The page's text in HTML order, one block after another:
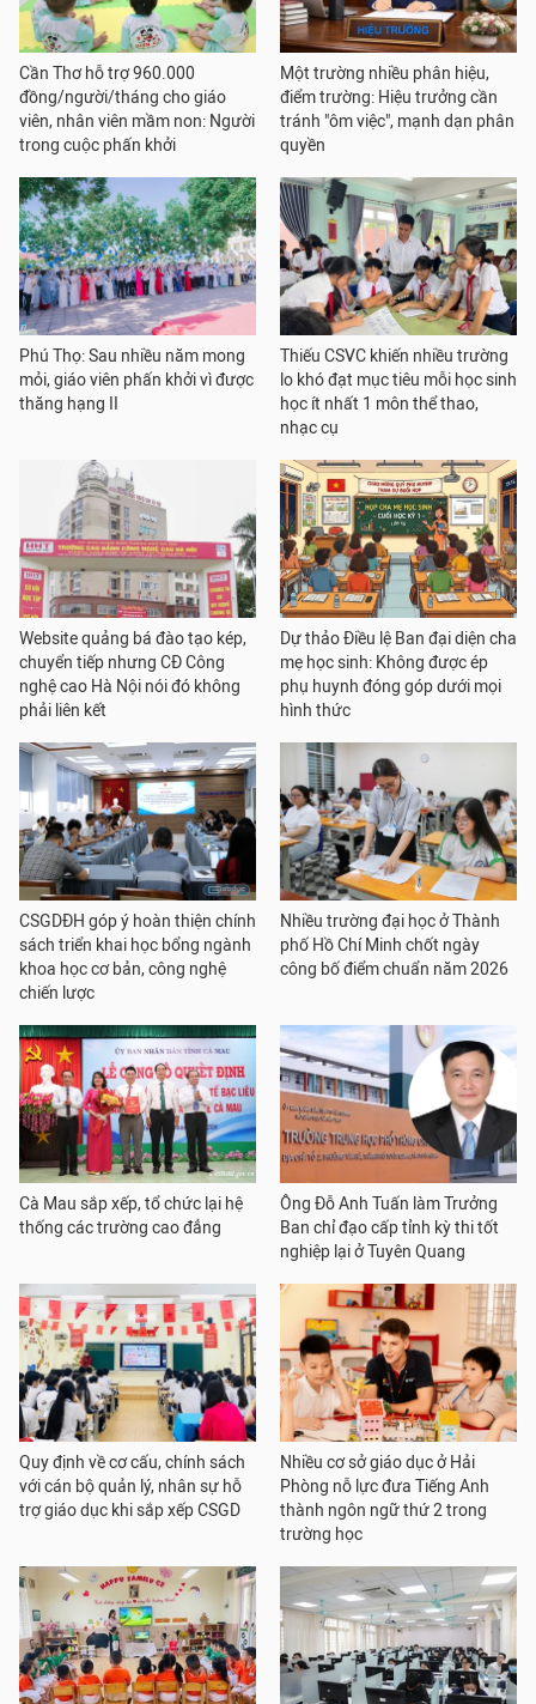
Cần Thơ hỗ trợ 960.000
đồng/người/tháng cho giáo
viên, nhân viên mầm non: Người
trong cuộc phấn khởi
Một trường nhiều phân hiệu,
điểm trường: Hiệu trưởng cần
tránh "ôm việc", mạnh dạn phân
quyền
Phú Thọ: Sau nhiều năm mong
mỏi, giáo viên phấn khởi vì được
thăng hạng II
Thiếu CSVC khiến nhiều trường
lo khó đạt mục tiêu mỗi học sinh
học ít nhất 1 môn thể thao,
nhạc cụ
Website quảng bá đào tạo kép,
chuyển tiếp nhưng CĐ Công
nghệ cao Hà Nội nói đó không
phải liên kết
Dự thảo Điều lệ Ban đại diện cha
mẹ học sinh: Không được ép
phụ huynh đóng góp dưới mọi
hình thức
CSGDĐH góp ý hoàn thiện chính
sách triển khai học bổng ngành
khoa học cơ bản, công nghệ
chiến lược
Nhiều trường đại học ở Thành
phố Hồ Chí Minh chốt ngày
công bố điểm chuẩn năm 2026
Cà Mau sắp xếp, tổ chức lại hệ
thống các trường cao đẳng
Ông Đỗ Anh Tuấn làm Trưởng
Ban chỉ đạo cấp tỉnh kỳ thi tốt
nghiệp lại ở Tuyên Quang
Quy định về cơ cấu, chính sách
với cán bộ quản lý, nhân sự hỗ
trợ giáo dục khi sắp xếp CSGD
Nhiều cơ sở giáo dục ở Hải
Phòng nỗ lực đưa Tiếng Anh
thành ngôn ngữ thứ 2 trong
trường học